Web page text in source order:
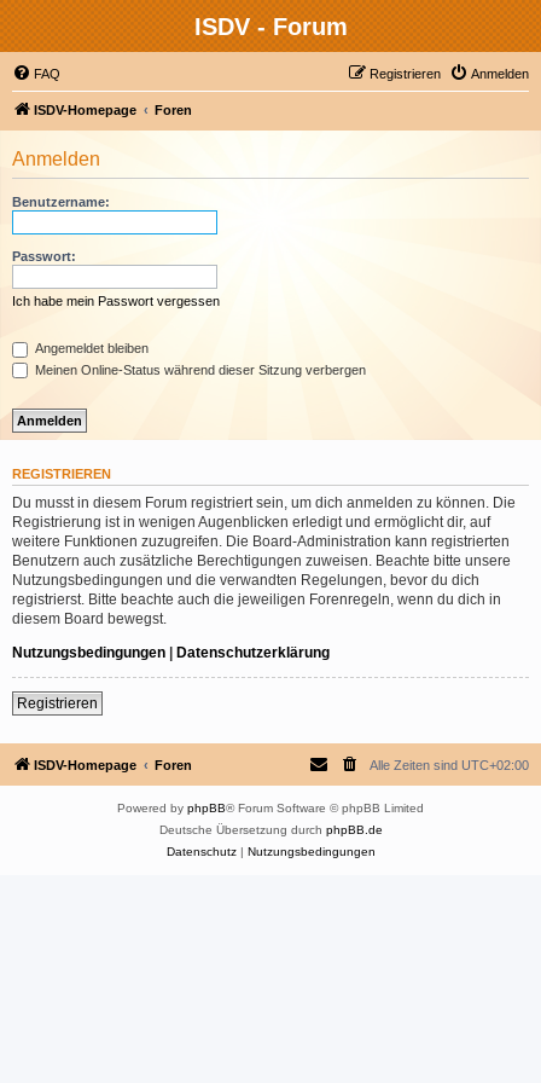
ISDV - Forum
FAQ Anmelden
Registrieren
ISDV-Homepage Foren
Anmelden
Benutzername:
Passwort:
Ich habe mein Passwort vergessen
Angemeldet bleiben
Meinen Online-Status während dieser Sitzung verbergen
REGISTRIEREN
Du musst in diesem Forum registriert sein, um dich anmelden zu können. Die
Registrierung ist in wenigen Augenblicken erledigt und ermöglicht dir, auf
weitere Funktionen zuzugreifen. Die Board-Administration kann registrierten
Benutzern auch zusätzliche Berechtigungen zuweisen. Beachte bitte unsere
Nutzungsbedingungen und die verwandten Regelungen, bevor du dich
registrierst. Bitte beachte auch die jeweiligen Forenregeln, wenn du dich in
diesem Board bewegst.
Nutzungsbedingungen | Datenschutzerklärung
Registrieren
ISDV-Homepage Foren Alle Zeiten sind UTC+02:00
Powered by phpBB® Forum Software © phpBB Limited
Deutsche Übersetzung durch phpBB.de
Datenschutz| Nutzungsbedingungen